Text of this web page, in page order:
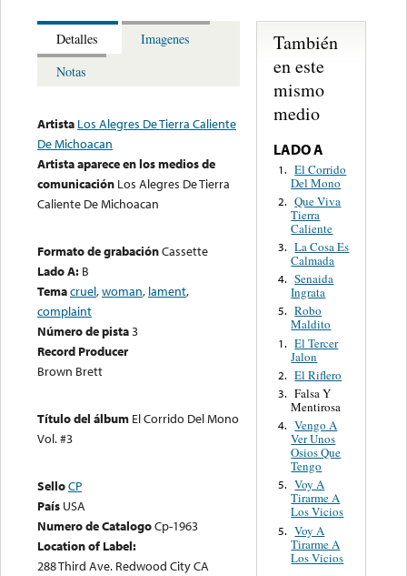
Detalles
Imagenes
Notas
Artista Los Alegres De Tierra Caliente
De Michoacan
Artista aparece en los medios de
comunicación Los Alegres De Tierra
Caliente De Michoacan
Formato de grabaciónCassette
Lado A: B
Temacruel,woman, lament,
complaint
Número de pista3
Record Producer
Brown Brett
Título del álbum El Corrido Del Mono
Vol. #3
SelloCP
País USA
Numero de CatalogoCp-1963
Location of Label:
288 Third Ave. Redwood City CA
También
en este
mismo
medio
LADO A
1. El Corrido
Del Mono
2. Que Viva
Tierra
Caliente
3. La Cosa Es
Calmada
4. Senaida
Ingrata
5. Robo
Maldito
1. El Tercer
Jalon
2. El Riflero
3. Falsa Y
Mentirosa
4. Vengo A
Ver Unos
Osios Que
Tengo
5. Voy A
Tirarme A
Los Vicios
5. Voy A
Tirarme A
Los Vicios